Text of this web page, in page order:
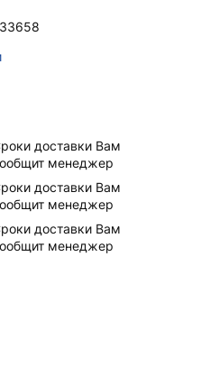
доставки Вам
менеджер
доставки Вам
менеджер
доставки Вам
менеджер